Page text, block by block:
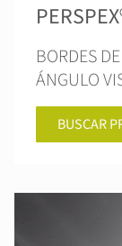
BORDES
ÁNGULO
BUSCAR